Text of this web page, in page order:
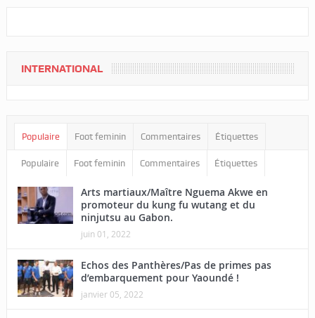
INTERNATIONAL
Populaire Foot feminin Commentaires Étiquettes
Populaire Foot feminin Commentaires Étiquettes
Arts martiaux/Maître Nguema Akwe en
promoteur du kung fu wutang et du
ninjutsu au Gabon.
juin 01, 2022
Echos des Panthères/Pas de primes pas
d’embarquement pour Yaoundé !
janvier 05, 2022